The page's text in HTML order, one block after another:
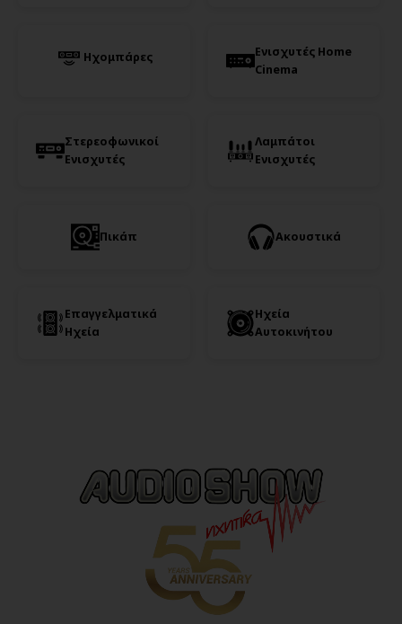
Ηχομπάρες
Ενισχυτές Home
Cinema
Στερεοφωνικοί
Ενισχυτές
Λαμπάτοι
Ενισχυτές
Πικάπ Ακουστικά
Επαγγελματικά
Ηχεία
Ηχεία
Αυτοκινήτου